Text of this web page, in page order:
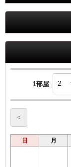
1部屋
<
日 月